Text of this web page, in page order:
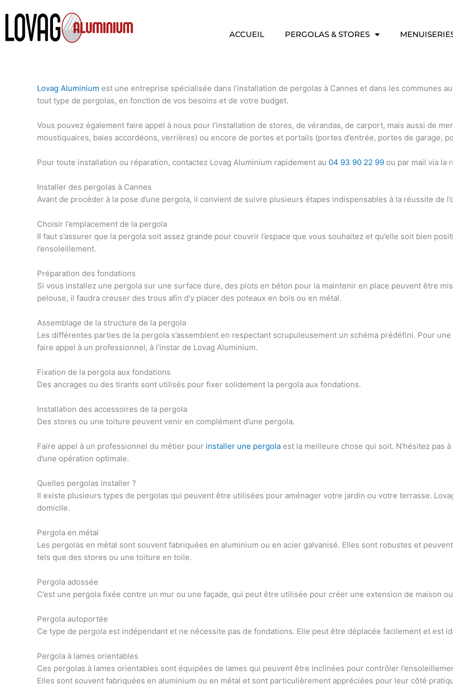
au
contenu
ACCUEIL PERGOLAS & STORES
Lovag Aluminium est une entreprise spécialisée dans l’installation de pergolas à Cannes et dans les communes
tout type de pergolas, en fonction de vos besoins et de votre budget.
Vous pouvez également faire appel à nous pour l’installation de stores, de vérandas, de carport, mais aussi de
moustiquaires, baies accordéons, verrières) ou encore de portes et portails (portes d’entrée, portes de garage,
Pour toute installation ou réparation, contactez Lovag Aluminium rapidement au 04 93 90 22 99 ou par mail via la
Installer des pergolas à Cannes
Avant de procéder à la pose d’une pergola, il convient de suivre plusieurs étapes indispensables à la réussite de
Choisir l’emplacement de la pergola
Il faut s’assurer que la pergola soit assez grande pour couvrir l’espace que vous souhaitez et qu’elle soit bien
l’ensoleillement.
Préparation des fondations
Si vous installez une pergola sur une surface dure, des plots en béton pour la maintenir en place peuvent être
pelouse, il faudra creuser des trous afin d’y placer des poteaux en bois ou en métal.
Assemblage de la structure de la pergola
Les différentes parties de la pergola s’assemblent en respectant scrupuleusement un schéma prédéfini. Pour
faire appel à un professionnel, à l’instar de Lovag Aluminium.
Fixation de la pergola aux fondations
Des ancrages ou des tirants sont utilisés pour fixer solidement la pergola aux fondations.
Installation des accessoires de la pergola
Des stores ou une toiture peuvent venir en complément d’une pergola.
Faire appel à un professionnel du métier pour installer une pergola est la meilleure chose qui soit. N’hésitez pas
d’une opération optimale.
Quelles pergolas installer ?
Il existe plusieurs types de pergolas qui peuvent être utilisées pour aménager votre jardin ou votre terrasse.
domicile.
Pergola en métal
Les pergolas en métal sont souvent fabriquées en aluminium ou en acier galvanisé. Elles sont robustes et
tels que des stores ou une toiture en toile.
Pergola adossée
C’est une pergola fixée contre un mur ou une façade, qui peut être utilisée pour créer une extension de maison
Pergola autoportée
Ce type de pergola est indépendant et ne nécessite pas de fondations. Elle peut être déplacée facilement et est
Pergola à lames orientables
Ces pergolas à lames orientables sont équipées de lames qui peuvent être inclinées pour contrôler
Elles sont souvent fabriquées en aluminium ou en métal et sont particulièrement appréciées pour leur côté